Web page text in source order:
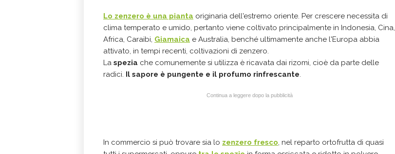
Lo zenzero è una pianta originaria dell'estremo oriente. Per crescere necessita di
clima temperato e umido, pertanto viene coltivato principalmente in Indonesia, Cina,
Africa, Caraibi, Giamaica e Australia, benché ultimamente anche l'Europa abbia
attivato, in tempi recenti, coltivazioni di zenzero.
La spezia che comunemente si utilizza è ricavata dai rizomi, cioè da parte delle
radici. Il sapore è pungente e il profumo rinfrescante.
Continua a leggere dopo la pubblicità
In commercio si può trovare sia lo zenzero fresco, nel reparto ortofrutta di quasi